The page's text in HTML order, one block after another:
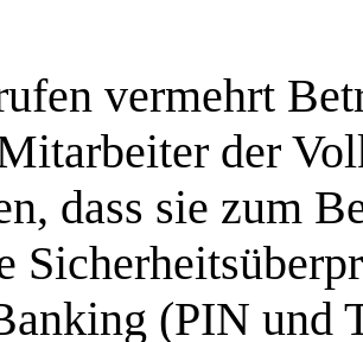
vermehrt
der
dass sie zum
(PIN und